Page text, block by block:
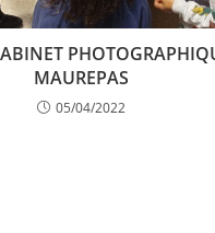
MAUREPAS
05/04/2022